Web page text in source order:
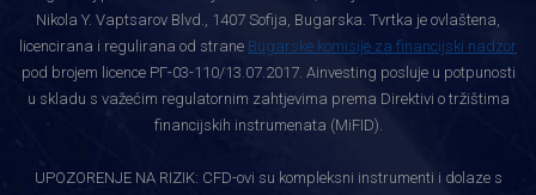
Nikola Y. Vaptsarov Blvd., 1407 Sofija, Bugarska. Tvrtka je ovlaštena,
licencirana i regulirana od strane Bugarske komisije za financijski nadzor
pod brojem licence РГ-03-110/13.07.2017. Ainvesting posluje u potpunosti
u skladu s važećim regulatornim zahtjevima prema Direktivi o tržištima
financijskih instrumenata (MiFID).
UPOZORENJE NA RIZIK: CFD-ovi su kompleksni instrumenti i dolaze s